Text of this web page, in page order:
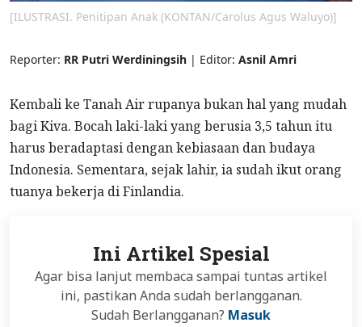
[ILUSTRASI. Penitipan Anak (KONTAN/Carolus Agus Waluyo)]
Reporter: RR Putri Werdiningsih | Editor: Asnil Amri
Kembali ke Tanah Air rupanya bukan hal yang mudah
bagi Kiva. Bocah laki-laki yang berusia 3,5 tahun itu
harus beradaptasi dengan kebiasaan dan budaya
Indonesia. Sementara, sejak lahir, ia sudah ikut orang
tuanya bekerja di Finlandia.
Ini Artikel Spesial
Agar bisa lanjut membaca sampai tuntas artikel
ini, pastikan Anda sudah berlangganan.
Sudah Berlangganan? Masuk